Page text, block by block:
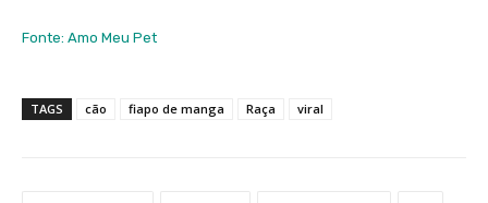
Fonte: Amo Meu Pet
TAGS cão fiapo de manga Raça viral